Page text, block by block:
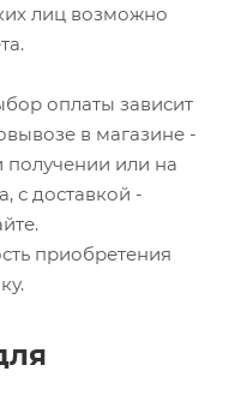
лиц возможно
оплаты зависит
в магазине -
получении или на
с доставкой -
приобретения